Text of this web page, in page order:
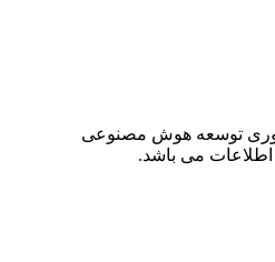
توسعه هوش مصنوعی
اطلاعات می باشد.